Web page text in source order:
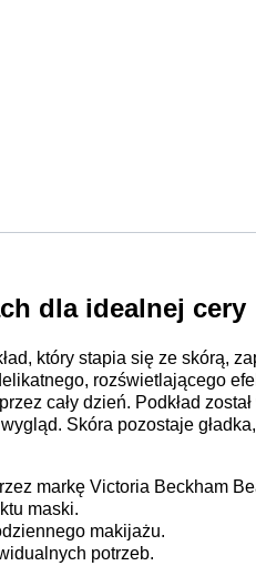
dla idealnej cery
który stapia się ze skórą,
rozświetlającego
cały dzień. Podkład
Skóra pozostaje
markę Victoria Beckham
maski.
makijażu.
potrzeb.